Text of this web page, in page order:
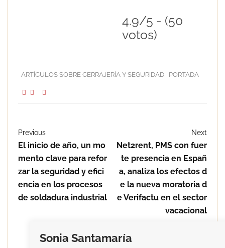
4.9/5 - (50
votos)
ARTÍCULOS SOBRE CERRAJERÍA Y SEGURIDAD, PORTADA
Previous
El inicio de año, un mo
mento clave para refor
zar la seguridad y efici
encia en los procesos
de soldadura industrial
Next
Net2rent, PMS con fuer
te presencia en Españ
a, analiza los efectos d
e la nueva moratoria d
e Verifactu en el sector
vacacional
Sonia Santamaría